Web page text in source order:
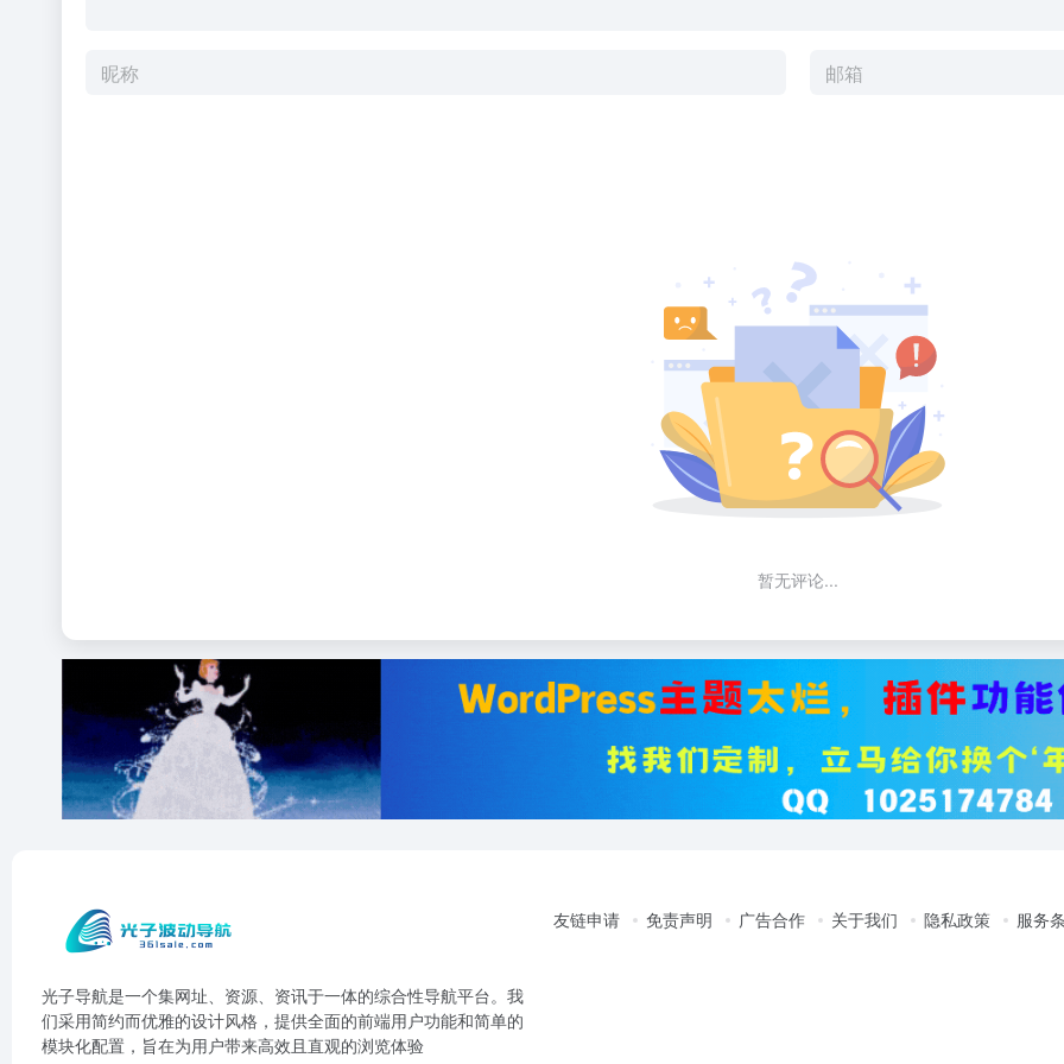
暂无评论...
光子导航是一个集网址、资源、资讯于一体的综合性导航平台。我
们采用简约而优雅的设计风格，提供全面的前端用户功能和简单的
模块化配置，旨在为用户带来高效且直观的浏览体验
友链申请 免责声明 广告合作 关于我们 隐私政策 服务